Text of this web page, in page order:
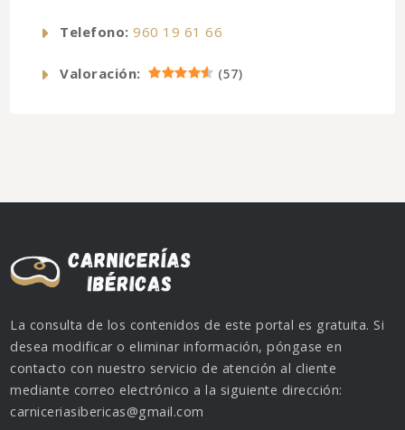
Telefono: 960 19 61 66
Valoración: (57)
La consulta de los contenidos de este portal es gratuita. Si
desea modificar o eliminar información, póngase en
contacto con nuestro servicio de atención al cliente
mediante correo electrónico a la siguiente dirección:
carniceriasibericas@gmail.com